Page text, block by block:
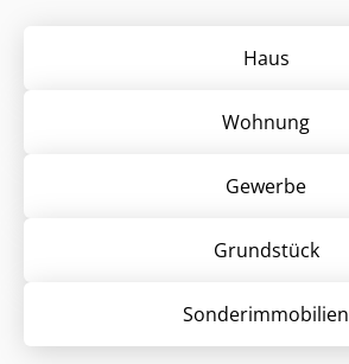
Haus
Wohnung
Gewerbe
Grund­stück
Sonder­immobilien